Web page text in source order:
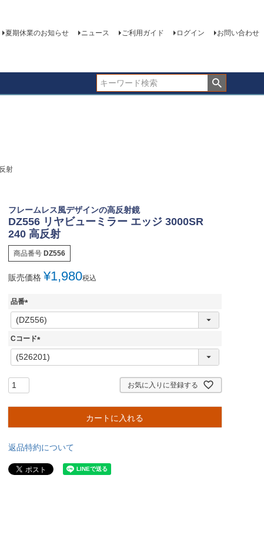
夏期休業のお知らせ ニュース ご利用ガイド ログイン お問い合わせ
射
フレームレス風デザインの高反射鏡
DZ556 リヤビューミラー エッジ 3000SR
240 高反射
商品番号 DZ556
販売価格 ¥1,980税込
品番
(
必
須
Cコード
(
必
お気に入りに登録する
カートに入れる
返品特約について